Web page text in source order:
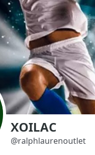
XOILAC
@ralphlaurenoutlet